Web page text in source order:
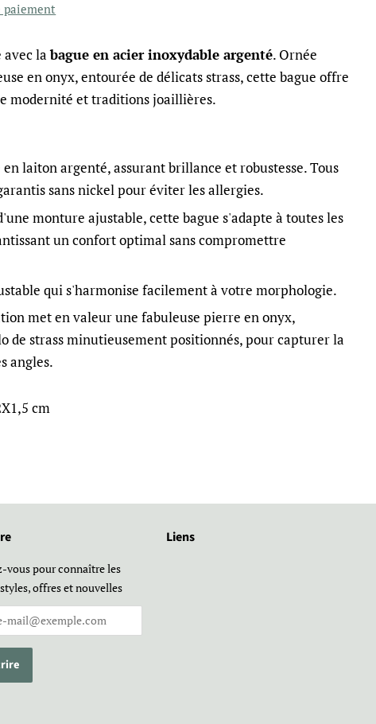
paiement
avec la bague en acier inoxydable argenté. Ornée
en onyx, entourée de délicats strass, cette bague offre
modernité et traditions joaillières.
laiton argenté, assurant brillance et robustesse. Tous
sans nickel pour éviter les allergies.
monture ajustable, cette bague s'adapte à toutes les
un confort optimal sans compromettre
qui s'harmonise facilement à votre morphologie.
met en valeur une fabuleuse pierre en onyx,
de strass minutieusement positionnés, pour capturer la
angles.
cm
vous pour connaître les
offres et nouvelles
Liens